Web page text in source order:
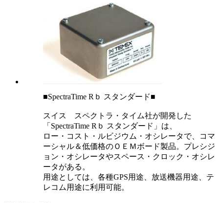
■SpectraTime Rｂ スタンダード■
スイス スペクトラ・タイム社が開発した
「SpectraTime Rｂ スタンダード」は、
ロー・コスト・ルビジウム・オシレータで、コマ
ーシャル＆低価格のＯＥＭボード製品。プレシジ
ョン・オシレータやスペース・クロック・オシレ
ータがある。
用途としては、各種GPS用途、放送機器用途、テ
レコム用途に利用可能。